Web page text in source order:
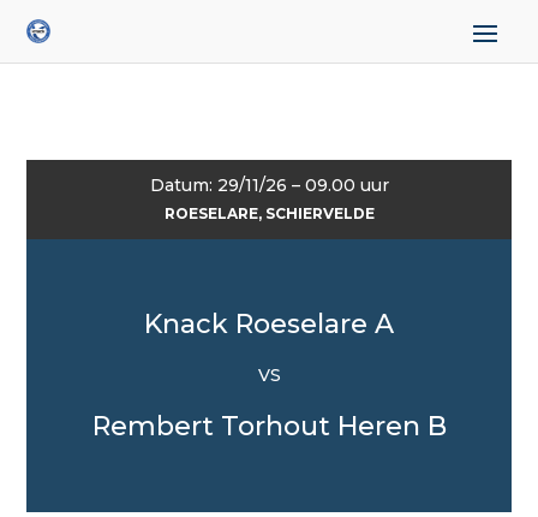
Datum: 29/11/26 – 09.00 uur
ROESELARE, SCHIERVELDE
Knack Roeselare A
VS
Rembert Torhout Heren B